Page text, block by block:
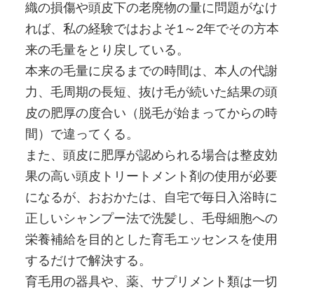
織の損傷や頭皮下の老廃物の量に問題がなけ
れば、私の経験ではおよそ1～2年でその方本
来の毛量をとり戻している。
本来の毛量に戻るまでの時間は、本人の代謝
力、毛周期の長短、抜け毛が続いた結果の頭
皮の肥厚の度合い（脱毛が始まってからの時
間）で違ってくる。
また、頭皮に肥厚が認められる場合は整皮効
果の高い頭皮トリートメント剤の使用が必要
になるが、おおかたは、自宅で毎日入浴時に
正しいシャンプー法で洗髪し、毛母細胞への
栄養補給を目的とした育毛エッセンスを使用
するだけで解決する。
育毛用の器具や、薬、サプリメント類は一切